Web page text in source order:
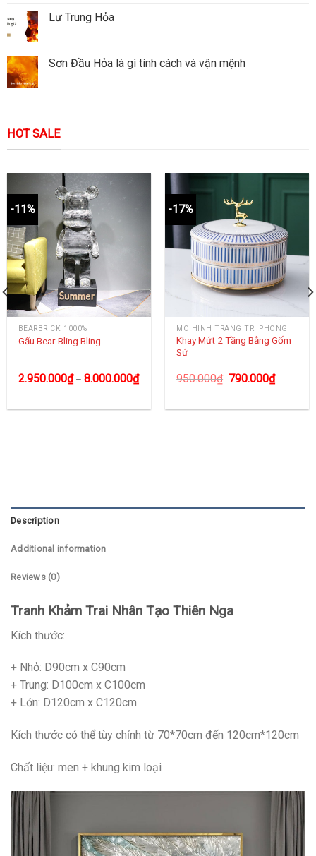
Lư Trung Hỏa
Sơn Đầu Hỏa là gì tính cách và vận mệnh
HOT SALE
-11%
BEARBRICK 1000%
Gấu Bear Bling Bling
2.950.000₫– 8.000.000₫
-17%
MÔ HÌNH TRANG TRÍ PHÒNG
Khay Mứt 2 Tầng Bằng Gốm
Sứ
950.000₫ 790.000₫
Description
Additional information
Reviews (0)
Tranh Khảm Trai Nhân Tạo Thiên Nga
Kích thước:
+ Nhỏ: D90cm x C90cm
+ Trung: D100cm x C100cm
+ Lớn: D120cm x C120cm
Kích thước có thể tùy chỉnh từ 70*70cm đến 120cm*120cm
Chất liệu: men + khung kim loại